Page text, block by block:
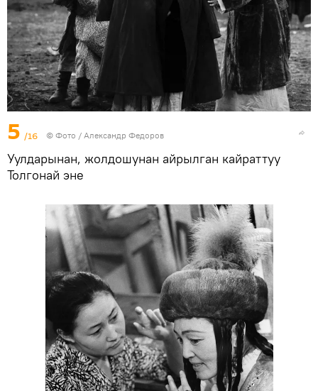
5 /16 © Фото / Александр Федоров
Уулдарынан, жолдошунан айрылган кайраттуу
Толгонай эне